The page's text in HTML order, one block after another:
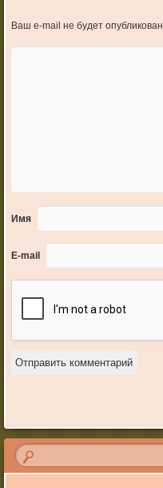
Ваш e-mail не будет опубликован.
Имя
E-mail